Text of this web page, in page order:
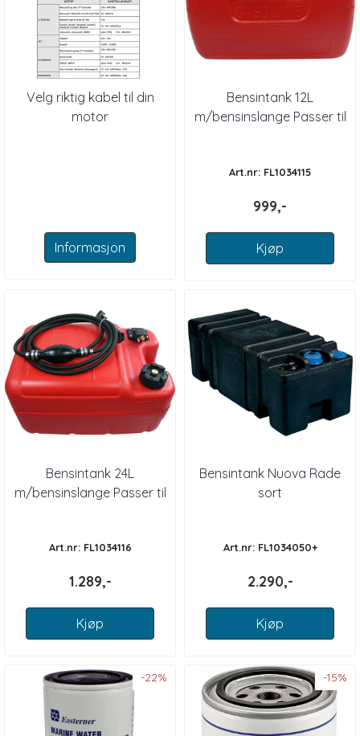
Velg riktig kabel til din
motor
Informasjon
Bensintank 12L
m/bensinslange Passer til
Art.nr: FL1034115
999,-
Kjøp
Bensintank 24L
m/bensinslange Passer til
Art.nr: FL1034116
1.289,-
Kjøp
Bensintank Nuova Rade
sort
Art.nr: FL1034050+
2.290,-
Kjøp
-22% -15%